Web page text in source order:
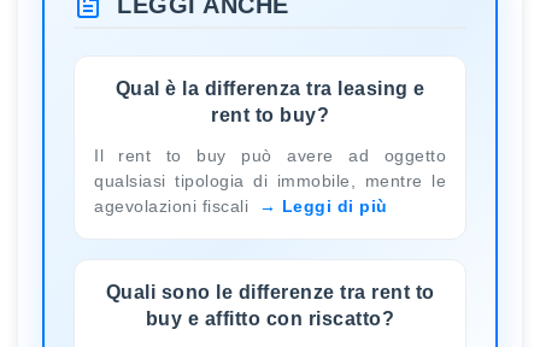
Qual è la differenza tra leasing e
rent to buy?
Il rent to buy può avere ad oggetto
qualsiasi tipologia di immobile, mentre le
agevolazioni fiscali
Leggi di più
Quali sono le differenze tra rent to
buy e affitto con riscatto?